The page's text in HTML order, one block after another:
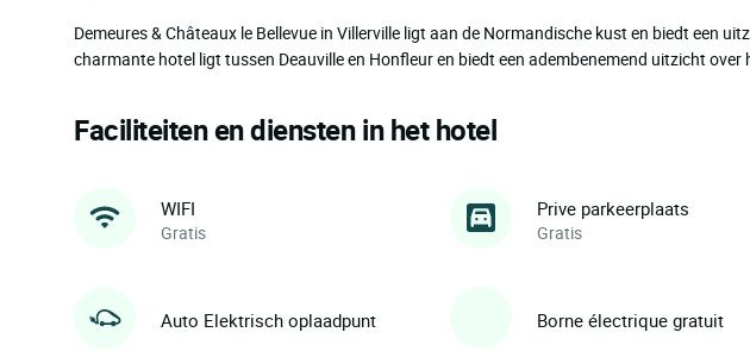
Demeures & Châteaux le Bellevue in Villerville ligt aan de Normandische kust en biedt een
charmante hotel ligt tussen Deauville en Honfleur en biedt een adembenemend uitzicht over
Faciliteiten en diensten in het hotel
WIFI
Gratis
Prive parkeerplaats
Gratis
Auto Elektrisch oplaadpunt Borne électrique gratuit